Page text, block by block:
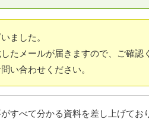
ました。
たメールが届きますので、ご確認
い合わせください。
すべて分かる資料を差し上げてお